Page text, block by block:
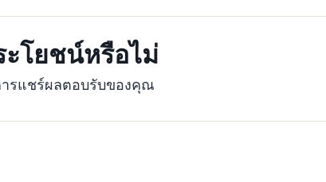
โยชน์หรือไม่
ารแชร์ผลตอบรับของคุณ